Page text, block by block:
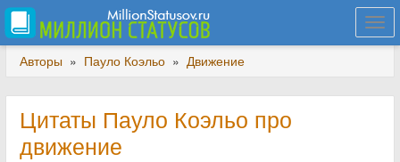
Авторы » Пауло Коэльо » Движение
Цитаты Пауло Коэльо про
движение